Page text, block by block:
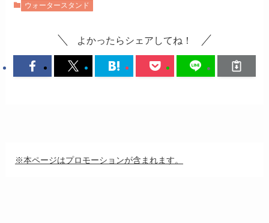
ウォータースタンド
よかったらシェアしてね！
※本ページはプロモーションが含まれます。